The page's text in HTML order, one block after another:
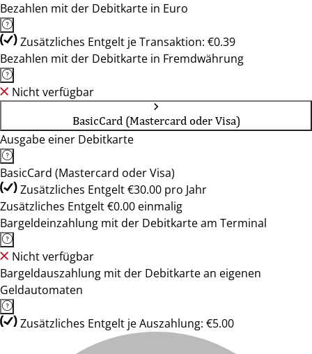
Bezahlen mit der Debitkarte in Euro
Zusätzliches Entgelt je Transaktion: €0.39
Bezahlen mit der Debitkarte in Fremdwährung
Nicht verfügbar
BasicCard (Mastercard oder Visa)
Ausgabe einer Debitkarte
BasicCard (Mastercard oder Visa)
Zusätzliches Entgelt €30.00 pro Jahr
Zusätzliches Entgelt €0.00 einmalig
Bargeldeinzahlung mit der Debitkarte am Terminal
Nicht verfügbar
Bargeldauszahlung mit der Debitkarte an eigenen
Geldautomaten
Zusätzliches Entgelt je Auszahlung: €5.00